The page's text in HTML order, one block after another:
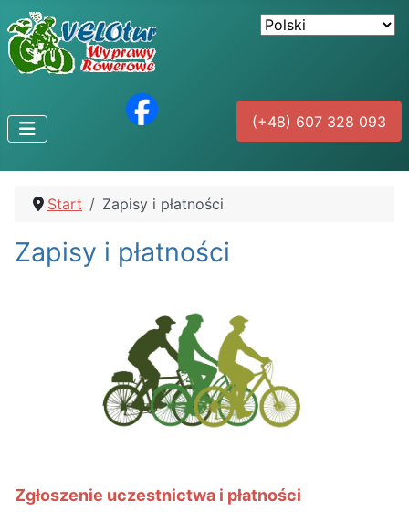
(+48) 607 328 093
Start Zapisy i płatności
Zapisy i płatności
Zgłoszenie uczestnictwa i płatności